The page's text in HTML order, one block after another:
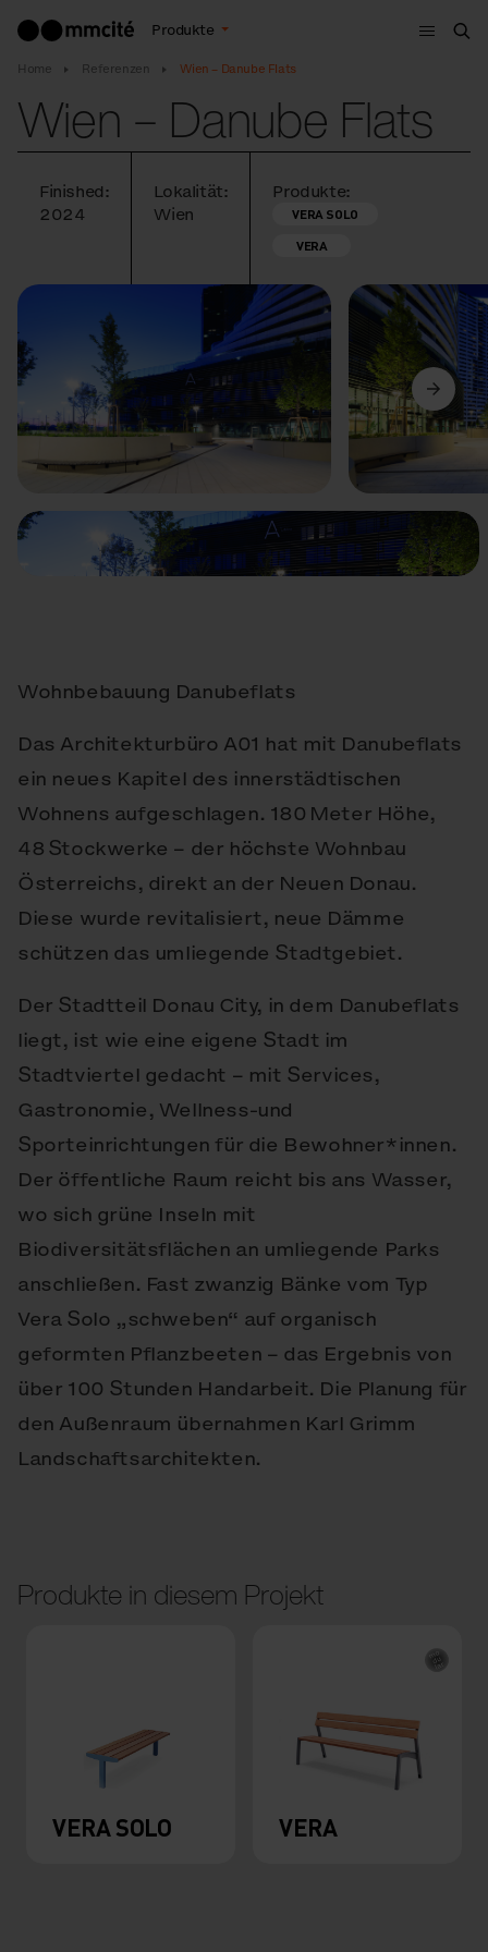
Produkte
Menu
Home Referenzen Wien – Danube Flats
Wien – Danube Flats
Finished:
2024
Lokalität:
Wien
Produkte:
VERA SOLO
VERA
Vorige Weiter
Wohnbebauung Danubeflats
Das Architekturbüro A01 hat mit Danubeflats
ein neues Kapitel des innerstädtischen
Wohnens aufgeschlagen. 180 Meter Höhe,
48 Stockwerke – der höchste Wohnbau
Österreichs, direkt an der Neuen Donau.
Diese wurde revitalisiert, neue Dämme
schützen das umliegende Stadtgebiet.
Der Stadtteil Donau City, in dem Danubeflats
liegt, ist wie eine eigene Stadt im
Stadtviertel gedacht – mit Services,
Gastronomie, Wellness-und
Sporteinrichtungen für die Bewohner*innen.
Der öffentliche Raum reicht bis ans Wasser,
wo sich grüne Inseln mit
Biodiversitätsflächen an umliegende Parks
anschließen. Fast zwanzig Bänke vom Typ
Vera Solo „schweben“ auf organisch
geformten Pflanzbeeten – das Ergebnis von
über 100 Stunden Handarbeit. Die Planung für
den Außenraum übernahmen Karl Grimm
Landschaftsarchitekten.
Produkte in diesem Projekt
VERA SOLO VERA